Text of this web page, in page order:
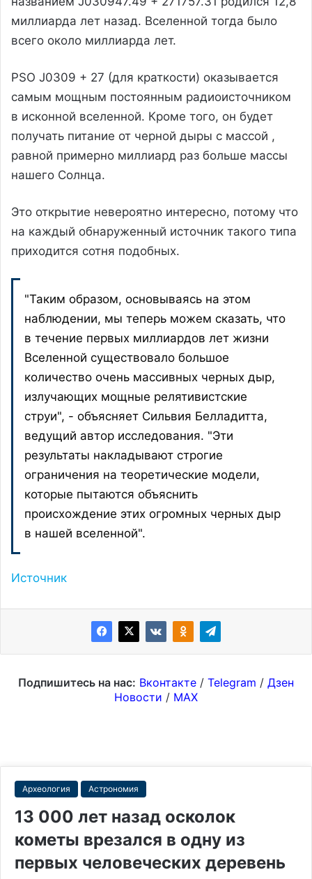
миллиарда лет назад. Вселенной тогда было
всего около миллиарда лет.
PSO J0309 + 27 (для краткости) оказывается
самым мощным постоянным радиоисточником
в исконной вселенной. Кроме того, он будет
получать питание от черной дыры с массой ,
равной примерно миллиард раз больше массы
нашего Солнца.
Это открытие невероятно интересно, потому что
на каждый обнаруженный источник такого типа
приходится сотня подобных.
"Таким образом, основываясь на этом
наблюдении, мы теперь можем сказать, что
в течение первых миллиардов лет жизни
Вселенной существовало большое
количество очень массивных черных дыр,
излучающих мощные релятивистские
струи", - объясняет Сильвия Белладитта,
ведущий автор исследования. "Эти
результаты накладывают строгие
ограничения на теоретические модели,
которые пытаются объяснить
происхождение этих огромных черных дыр
в нашей вселенной".
Источник
Подпишитесь на нас: Вконтакте / Telegram / Дзен
Новости / MAX